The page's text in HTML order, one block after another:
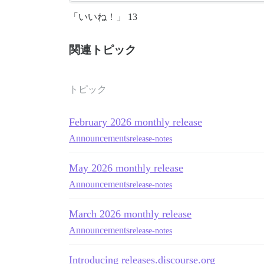
「いいね！」 13
関連トピック
トピック
February 2026 monthly release
Announcementsrelease-notes
May 2026 monthly release
Announcementsrelease-notes
March 2026 monthly release
Announcementsrelease-notes
Introducing releases.discourse.org